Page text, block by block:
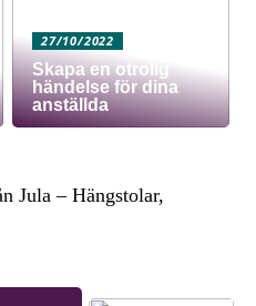
27/10/2022
Skapa en otrolig
händelse för dina
anställda
Jula – Hängstolar,